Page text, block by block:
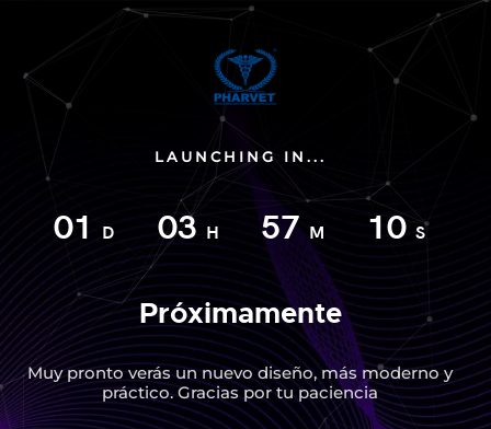
LAUNCHING IN...
01 D 03 H 57 M 10 S
Próximamente
Muy pronto verás un nuevo diseño, más moderno y
práctico. Gracias por tu paciencia